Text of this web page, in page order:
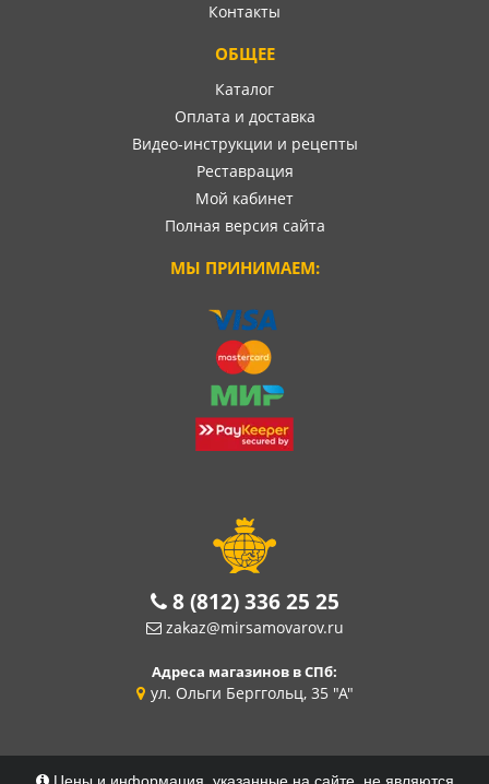
Контакты
ОБЩЕЕ
Каталог
Оплата и доставка
Видео-инструкции и рецепты
Реставрация
Мой кабинет
Полная версия сайта
МЫ ПРИНИМАЕМ:
8 (812) 336 25 25
zakaz@mirsamovarov.ru
Адреса магазинов в СПб:
ул. Ольги Берггольц, 35 "А"